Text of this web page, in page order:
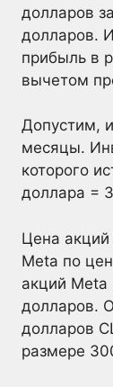
долларов
долларов.
прибыль в
вычетом
Допустим,
месяцы.
которого
доллара =
Цена акций
Meta по
акций Meta
долларов.
долларов
размере